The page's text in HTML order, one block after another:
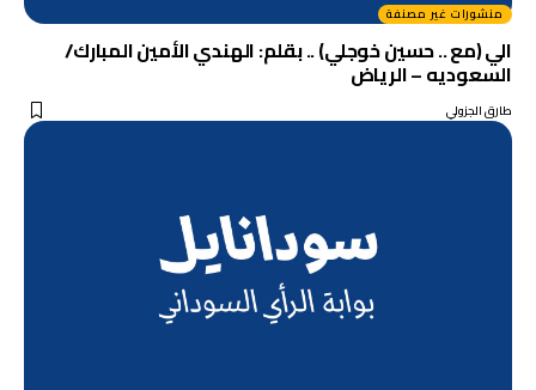
منشورات غير مصنفة
الي (مع .. حسين خوجلي) .. بقلم: الهندي الأمين المبارك/
السعوديه – الرياض
طارق الجزولي